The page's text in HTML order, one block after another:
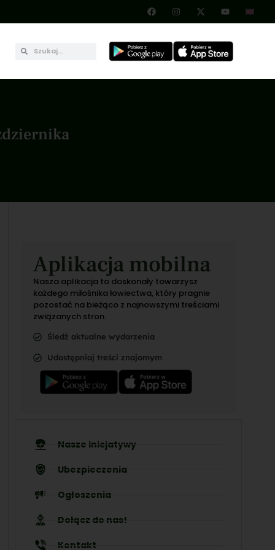
Aplikacja mobilna
Nasza aplikacja to doskonały towarzysz
każdego miłośnika łowiectwa, który pragnie
pozostać na bieżąco z najnowszymi treściami
związanych stron.
Śledź aktualne wydarzenia
Udostępniaj treści znajomym
Nasze inicjatywy
Ubezpieczenia
Ogłoszenia
Dołącz do nas!
Kontakt